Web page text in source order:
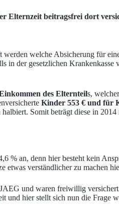
Elternzeit beitragsfrei dort
welche Absicherung für
der gesetzlichen Krankenkasse
des Elternteils,
Kinder 553 € und für
Somit beträgt diese in 2014
% an, denn hier besteht kein
etwas verständlicher zu machen
und waren freiwillig
hier stellt sich nun die Frage